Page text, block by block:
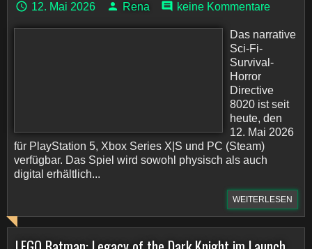
12. Mai 2026 Rena keine Kommentare
Das narrative
Sci-Fi-
Survival-
Horror
Directive
8020 ist seit
heute, den
12. Mai 2026
für PlayStation 5, Xbox Series X|S und PC (Steam)
verfügbar. Das Spiel wird sowohl physisch als auch
digital erhältlich...
WEITERLESEN